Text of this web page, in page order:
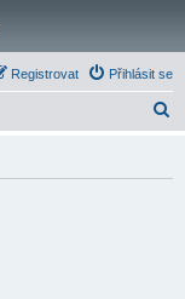
Přihlásit se
Registrovat